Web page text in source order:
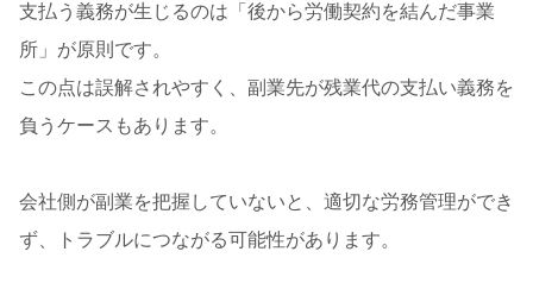
支払う義務が生じるのは「後から労働契約を結んだ事業
所」が原則です。
この点は誤解されやすく、副業先が残業代の支払い義務を
負うケースもあります。
会社側が副業を把握していないと、適切な労務管理ができ
ず、トラブルにつながる可能性があります。